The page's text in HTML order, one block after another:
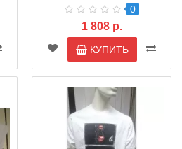
0
1 808 р.
КУПИТЬ